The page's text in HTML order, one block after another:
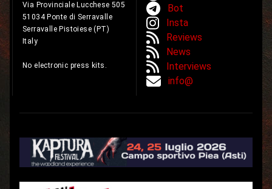
Via Provinciale Lucchese 505
51034 Ponte di Serravalle
Serravalle Pistoiese (PT)
Italy
No electronic press kits.
Bot
Insta
Reviews
News
Interviews
info@